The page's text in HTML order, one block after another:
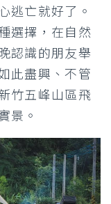
逃亡就好了。
選擇，在自然
認識的朋友舉
此盡興、不管
竹五峰山區飛
景。